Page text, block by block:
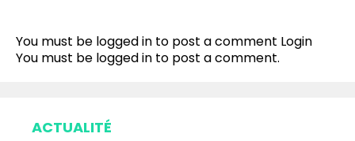
You must be logged in to post a comment Login
You must be logged in to post a comment.
ACTUALITÉ